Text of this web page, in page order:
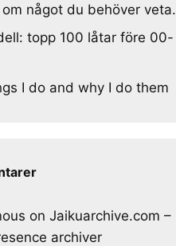
något du behöver veta.
topp 100 låtar före 00-
I do and why I do them
on Jaikuarchive.com –
archiver